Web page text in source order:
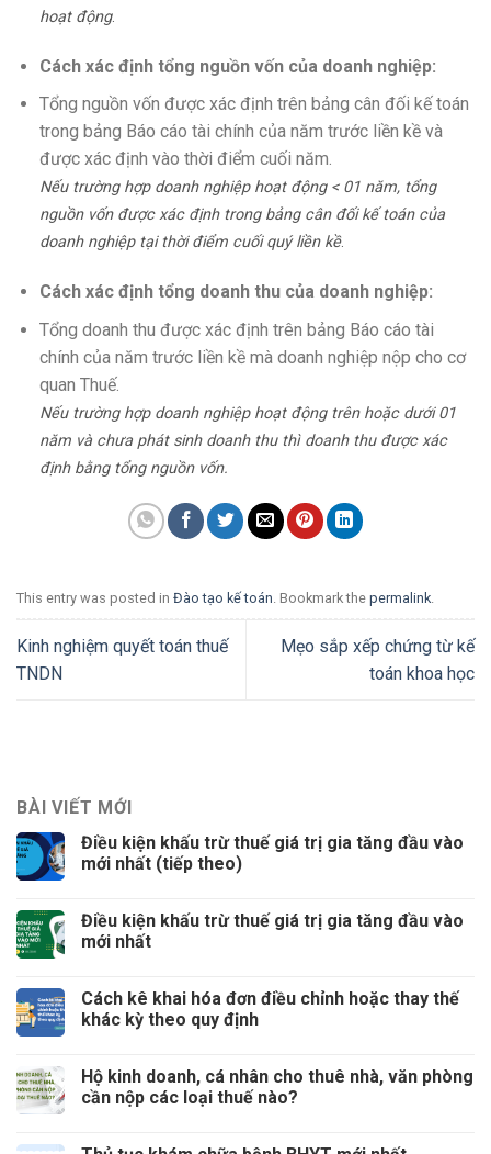
hoạt động.
Cách xác định tổng nguồn vốn của doanh nghiệp:
Tổng nguồn vốn được xác định trên bảng cân đối kế toán
trong bảng Báo cáo tài chính của năm trước liền kề và
được xác định vào thời điểm cuối năm.
Nếu trường hợp doanh nghiệp hoạt động < 01 năm, tổng
nguồn vốn được xác định trong bảng cân đối kế toán của
doanh nghiệp tại thời điểm cuối quý liền kề.
Cách xác định tổng doanh thu của doanh nghiệp:
Tổng doanh thu được xác định trên bảng Báo cáo tài
chính của năm trước liền kề mà doanh nghiệp nộp cho cơ
quan Thuế.
Nếu trường hợp doanh nghiệp hoạt động trên hoặc dưới 01
năm và chưa phát sinh doanh thu thì doanh thu được xác
định bằng tổng nguồn vốn.
This entry was posted in Đào tạo kế toán. Bookmark the permalink.
Kinh nghiệm quyết toán thuế
TNDN
Mẹo sắp xếp chứng từ kế
toán khoa học
BÀI VIẾT MỚI
Điều kiện khấu trừ thuế giá trị gia tăng đầu vào
mới nhất (tiếp theo)
Điều kiện khấu trừ thuế giá trị gia tăng đầu vào
mới nhất
Cách kê khai hóa đơn điều chỉnh hoặc thay thế
khác kỳ theo quy định
Hộ kinh doanh, cá nhân cho thuê nhà, văn phòng
cần nộp các loại thuế nào?